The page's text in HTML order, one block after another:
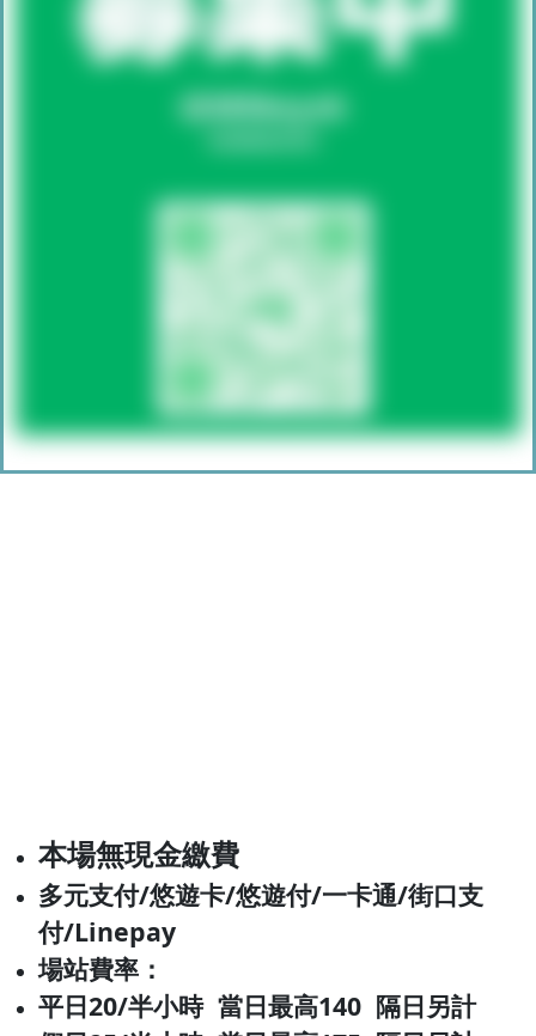
本場無現金繳費
多元支付/悠遊卡/悠遊付/一卡通/街口支
付/Linepay
場站費率：
平日20/半小時 當日最高140 隔日另計